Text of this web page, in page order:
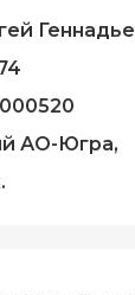
АО-Югра,